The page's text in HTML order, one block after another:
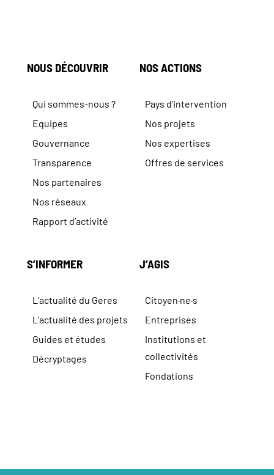
NOUS DÉCOUVRIR
Qui sommes-nous ?
Equipes
Gouvernance
Transparence
Nos partenaires
Nos réseaux
Rapport d’activité
NOS ACTIONS
Pays d’intervention
Nos projets
Nos expertises
Offres de services
S’INFORMER
L’actualité du Geres
L’actualité des projets
Guides et études
Décryptages
J’AGIS
Citoyen·ne·s
Entreprises
Institutions et
collectivités
Fondations